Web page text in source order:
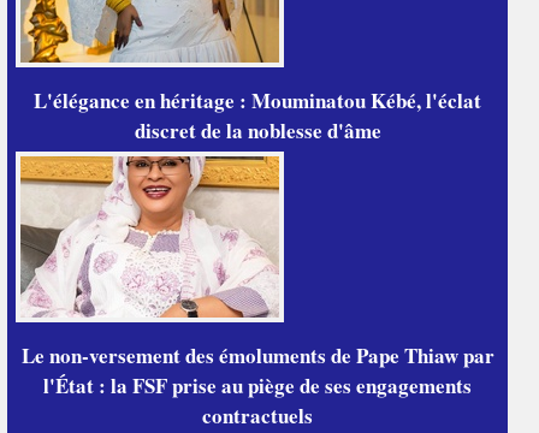
L'élégance en héritage : Mouminatou Kébé, l'éclat
discret de la noblesse d'âme
Le non-versement des émoluments de Pape Thiaw par
l'État : la FSF prise au piège de ses engagements
contractuels